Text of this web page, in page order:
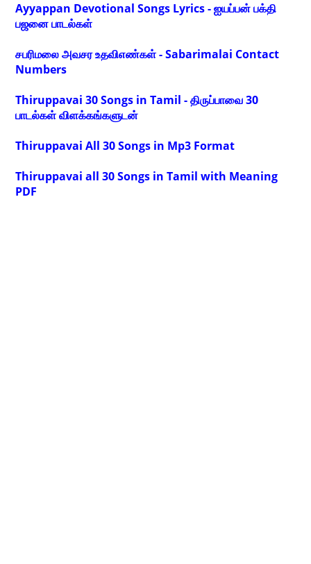
Ayyappan Devotional Songs Lyrics - ஐயப்பன் பக்தி
பஜனை பாடல்கள்
சபரிமலை அவசர உதவிஎண்கள் - Sabarimalai Contact
Numbers
Thiruppavai 30 Songs in Tamil - திருப்பாவை 30
பாடல்கள் விளக்கங்களுடன்
Thiruppavai All 30 Songs in Mp3 Format
Thiruppavai all 30 Songs in Tamil with Meaning
PDF